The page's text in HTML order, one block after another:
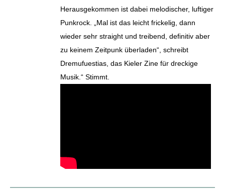
Herausgekommen ist dabei melodischer, luftiger
Punkrock. „Mal ist das leicht frickelig, dann
wieder sehr straight und treibend, definitiv aber
zu keinem Zeitpunk überladen“, schreibt
Dremufuestias, das Kieler Zine für dreckige
Musik.“ Stimmt.